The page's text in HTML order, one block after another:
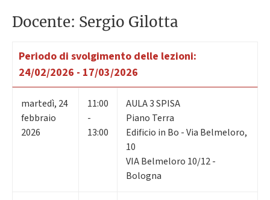
Docente: Sergio Gilotta
Periodo di svolgimento delle lezioni:
24/02/2026 - 17/03/2026
martedì, 24
febbraio
2026
11:00
-
13:00
AULA 3 SPISA
Piano Terra
Edificio in Bo - Via Belmeloro,
10
VIA Belmeloro 10/12 -
Bologna